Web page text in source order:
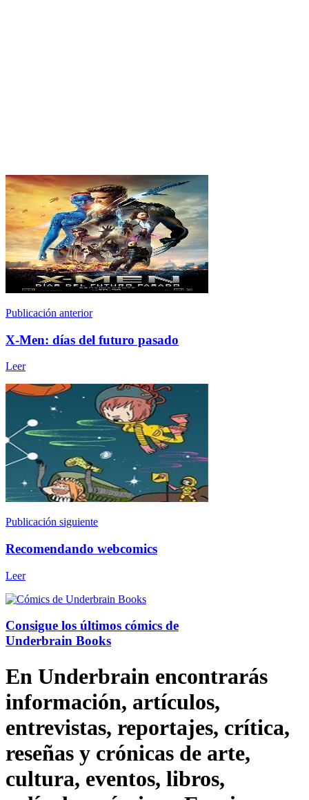
Publicación anterior
X-Men: días del futuro pasado
Leer
Publicación siguiente
Recomendando webcomics
Leer
Consigue los últimos cómics de
Underbrain Books
En Underbrain encontrarás
información, artículos,
entrevistas, reportajes, crítica,
reseñas y crónicas de arte,
cultura, eventos, libros,